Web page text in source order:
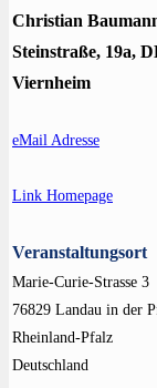
Christian
Steinstraße, 19a,
Viernheim
eMail Adresse
Link Homepage
Veranstaltungsort
Marie-Curie-Strasse 3
76829 Landau in der
Rheinland-Pfalz
Deutschland